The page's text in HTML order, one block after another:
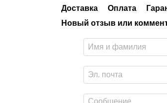
Доставка Оплата
Новый отзыв или